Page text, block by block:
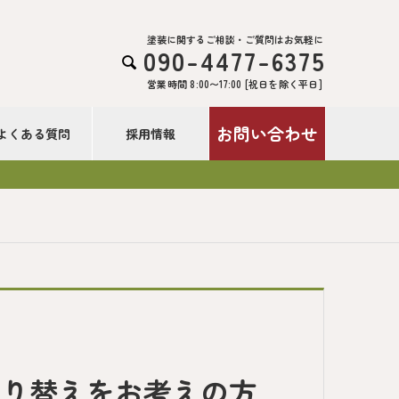

塗装に関するご相談・ご質問はお気軽に
090-4477-6375
営業時間 8:00〜17:00 [祝日を除く平日]
くある質問 採用情報 お問い合わせ